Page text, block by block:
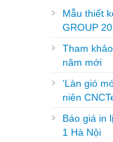
Mẫu thiết
GROUP
Tham
năm mới
‘Làn gió
niên
Báo giá in
1 Hà Nội